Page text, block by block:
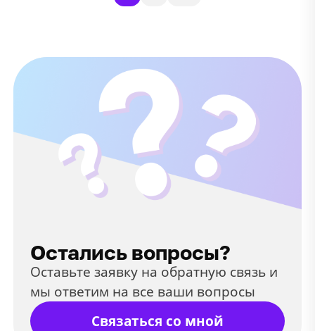
Остались вопросы?
Оставьте заявку на обратную связь и
мы ответим на все ваши вопросы
Связаться со мной